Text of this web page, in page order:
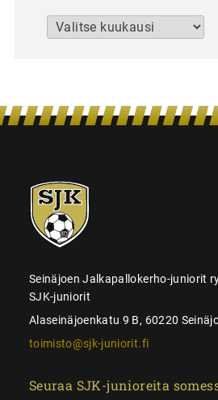
Arkistot
SJK-
juniorit
Seinäjoen Jalkapallokerho-juniorit
SJK-juniorit
Alaseinäjoenkatu 9 B, 60220
toimisto@sjk-juniorit.fi
Seuraa SJK-junioreita